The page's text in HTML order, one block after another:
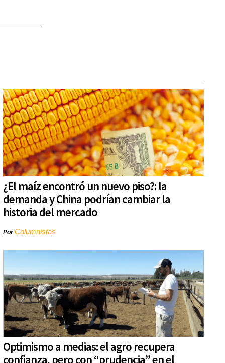
¿El maíz encontró un nuevo piso?: la
demanda y China podrían cambiar la
historia del mercado
PorColumnistas
Optimismo a medias: el agro recupera
confianza, pero con “prudencia” en el